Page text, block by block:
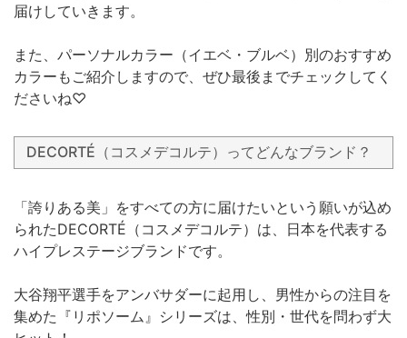
届けしていきます。
また、パーソナルカラー（イエベ・ブルベ）別のおすすめ
カラーもご紹介しますので、ぜひ最後までチェックしてく
ださいね♡
DECORTÉ（コスメデコルテ）ってどんなブランド？
「誇りある美」をすべての方に届けたいという願いが込め
られたDECORTÉ（コスメデコルテ）は、日本を代表する
ハイプレステージブランドです。
大谷翔平選手をアンバサダーに起用し、男性からの注目を
集めた『リポソーム』シリーズは、性別・世代を問わず大